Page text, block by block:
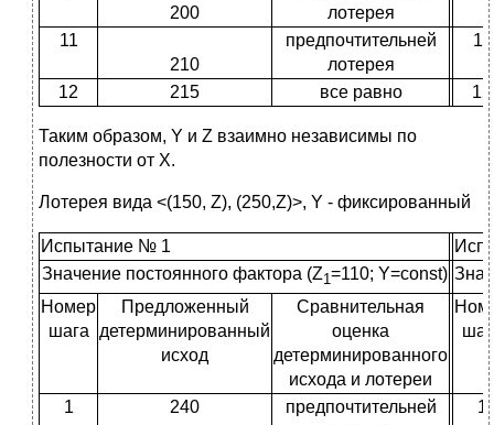
200
лотерея
11
210
предпочтительней
лотерея
11
12 215 все равно 12
Таким образом, Y и Z взаимно независимы по
полезности от Х.
Лотерея вида <(150, Z), (250,Z)>, Y - фиксированный
Испытание № 1
Значение постоянного фактора (Z1=110; Y=const)
Номер
шага
Предложенный
детерминированный
исход
Сравнительная
оценка
детерминированного
исхода и лотереи
1 240
предпочтительней
1